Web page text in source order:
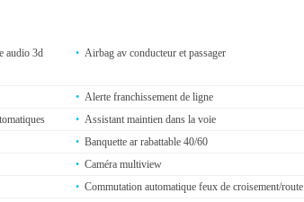
audio 3d
Airbag av conducteur et passager
Alerte franchissement de ligne
Assistant maintien dans la voie
Banquette ar rabattable 40/60
Caméra multiview
Commutation automatique feux de croisement/route